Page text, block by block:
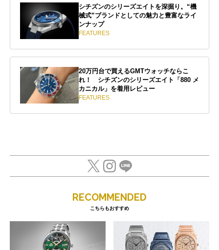
シチズンのシリーズエイトを深掘り。“機
械式”ブランドとしての魅力と豊富なライ
ンナップ
FEATURES
20万円台で買えるGMTウォッチならこ
れ！ シチズンのシリーズエイト「880 メ
カニカル」を着用レビュー
FEATURES
RECOMMENDED
こちらもおすすめ